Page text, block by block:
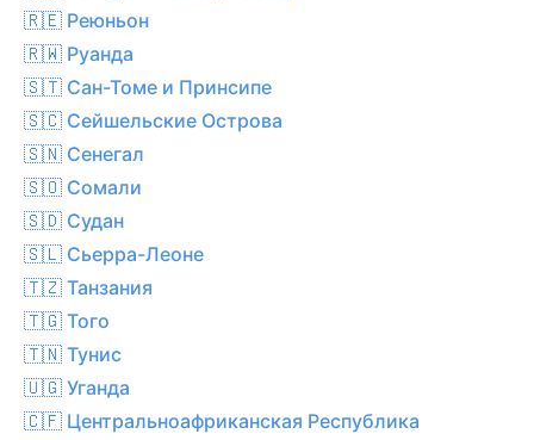
🇷🇪 Реюньон
🇷🇼 Руанда
🇸🇹 Сан-Томе и Принсипе
🇸🇨 Сейшельские Острова
🇸🇳 Сенегал
🇸🇴 Сомали
🇸🇩 Судан
🇸🇱 Сьерра-Леоне
🇹🇿 Танзания
🇹🇬 Того
🇹🇳 Тунис
🇺🇬 Уганда
🇨🇫 Центральноафриканская Республика